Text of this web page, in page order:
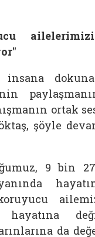
ortak
şöyle
9 bin
da